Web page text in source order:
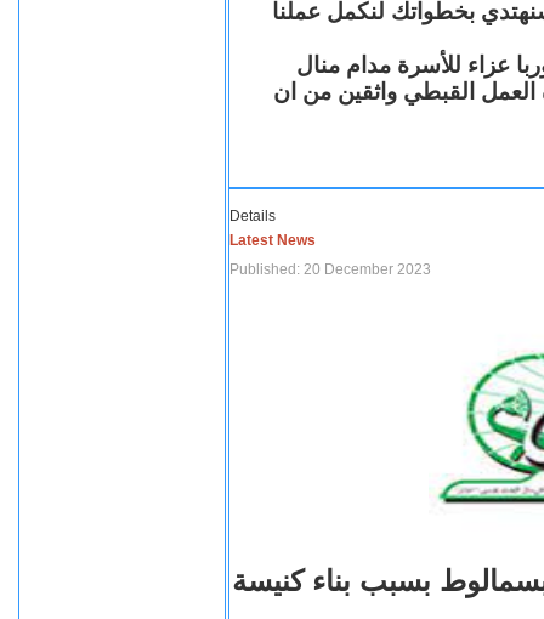
بخطواتك لنكمل عملنا
عزاء للأسرة مدام منال
العمل القبطي واثقين من ان
Details
Latest News
Published: 20 December 2023
بسبب بناء كنيسة